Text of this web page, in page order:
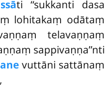
ti ‘‘sukkanti dasa
lohitakaṃ odātaṃ
telavaṇṇaṃ
sappivaṇṇa’’nti
vuttāni sattānaṃ